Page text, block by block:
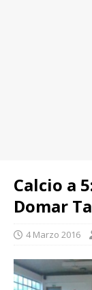
Calcio a
Domar
4 Marzo 2016